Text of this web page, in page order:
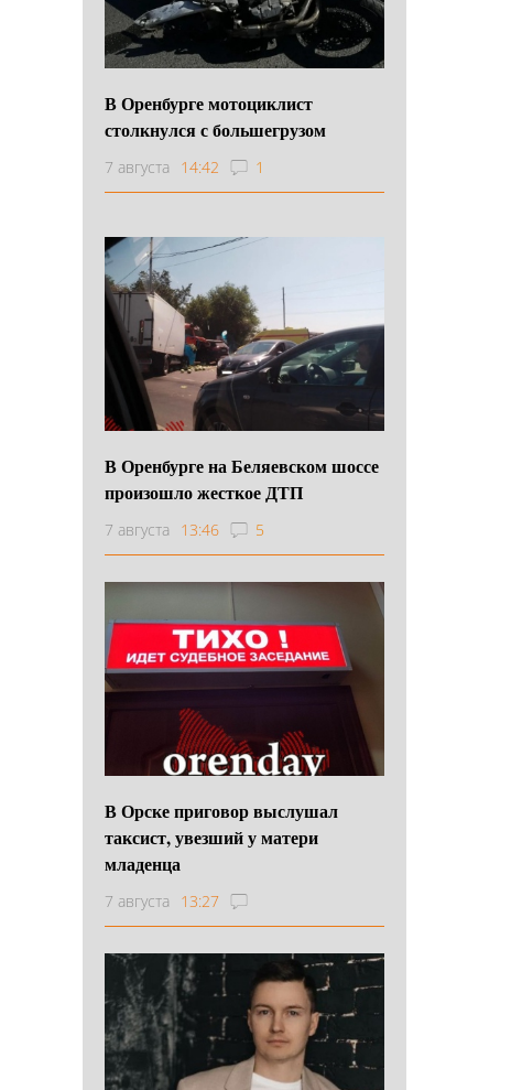
В Оренбурге мотоциклист
столкнулся с большегрузом
7 августа 14:42 1
В Оренбурге на Беляевском шоссе
произошло жесткое ДТП
7 августа 13:46 5
В Орске приговор выслушал
таксист, увезший у матери
младенца
7 августа 13:27